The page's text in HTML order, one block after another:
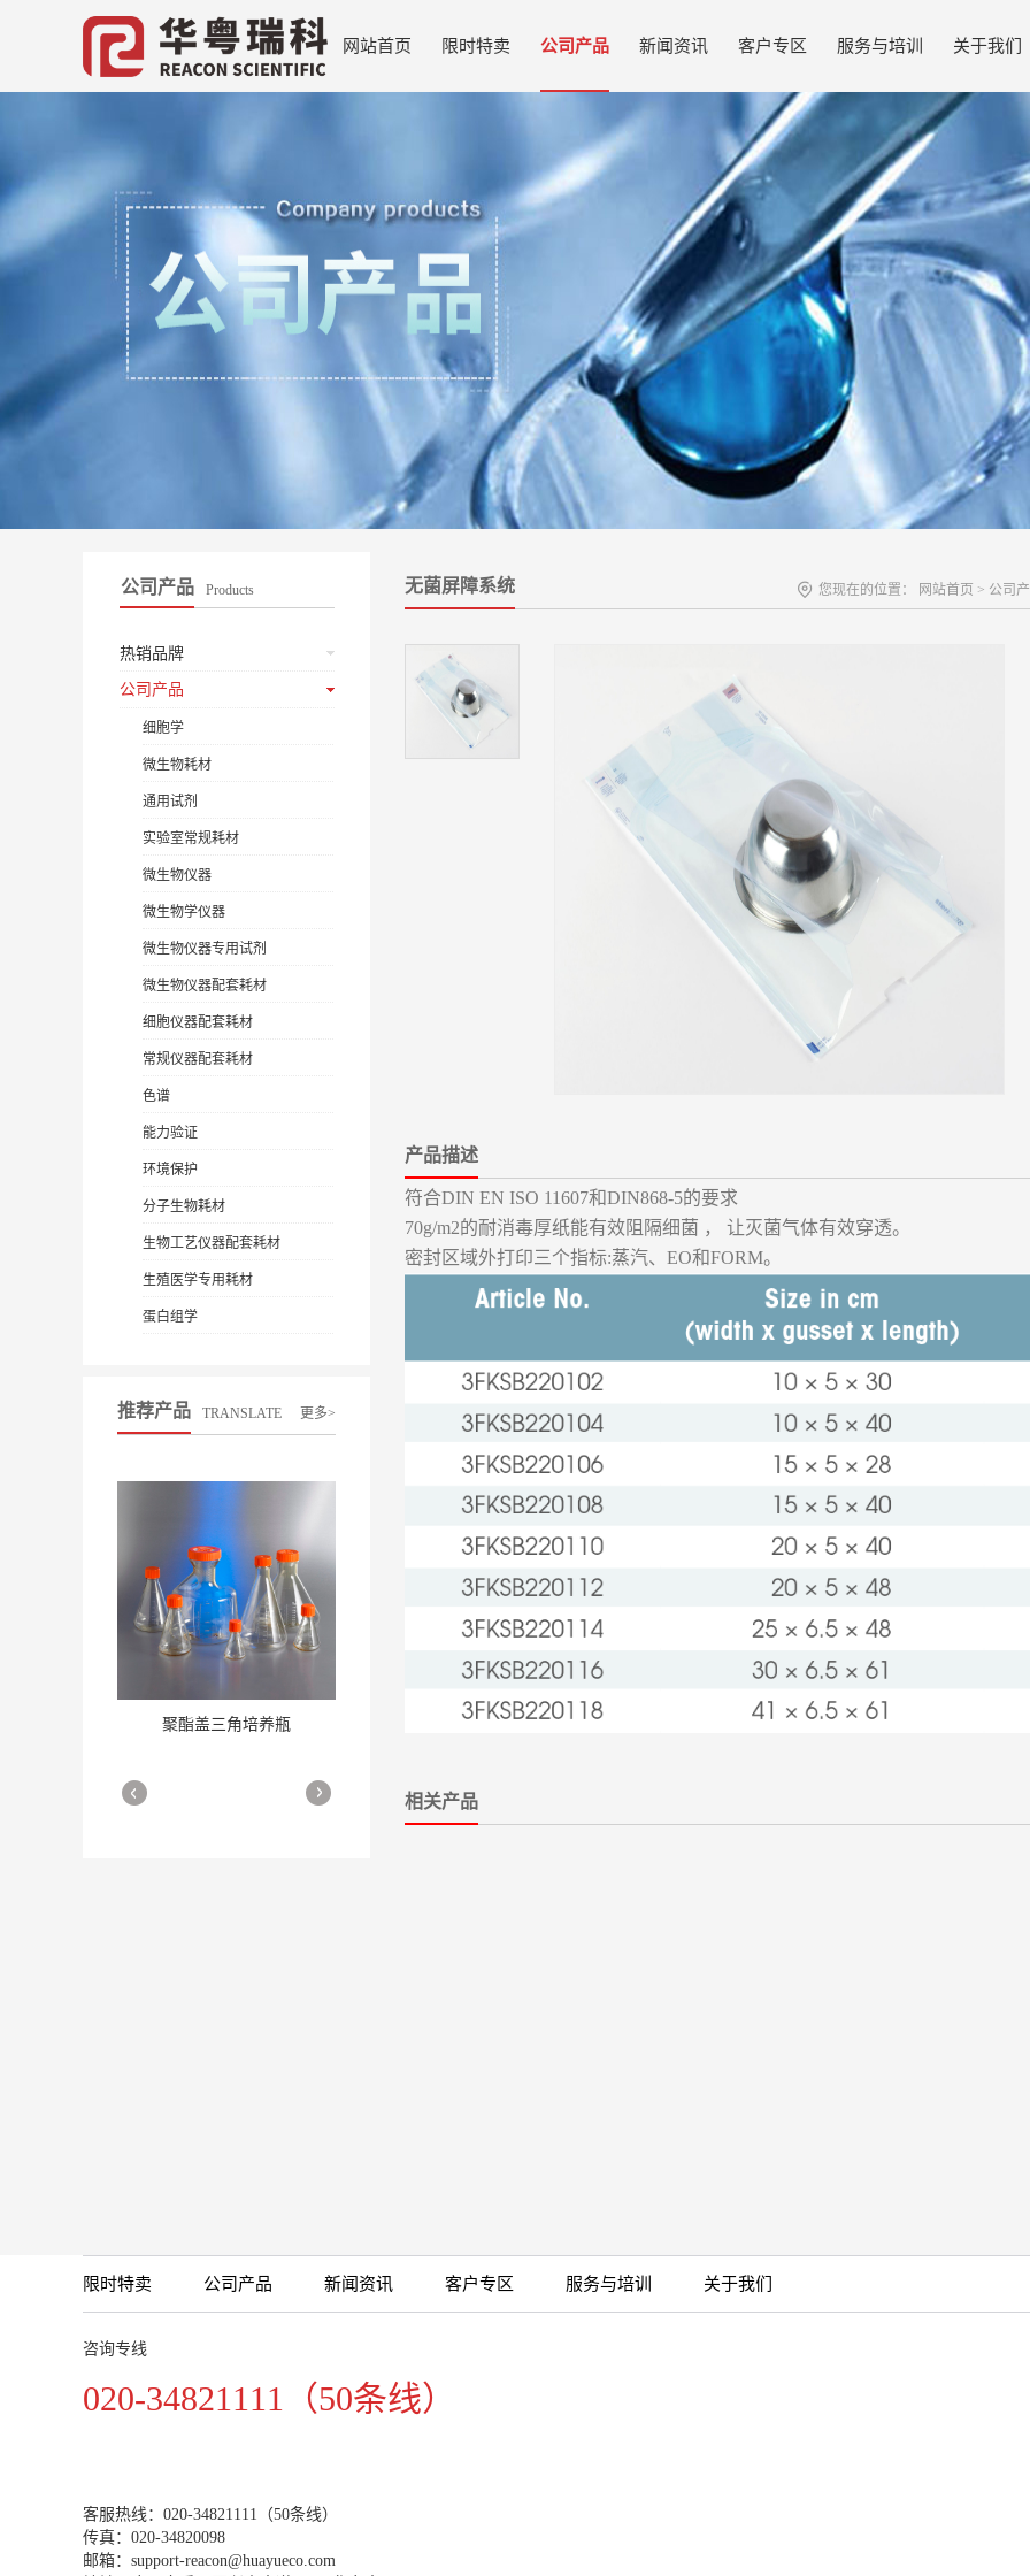
网站首页 限时特卖 公司产品 新闻资讯 客户专区 服务与培训 关于我们
公司产品 Products
热销品牌
公司产品
细胞学
微生物耗材
通用试剂
实验室常规耗材
微生物仪器
微生物学仪器
微生物仪器专用试剂
微生物仪器配套耗材
细胞仪器配套耗材
常规仪器配套耗材
色谱
能力验证
环境保护
分子生物耗材
生物工艺仪器配套耗材
生殖医学专用耗材
蛋白组学
推荐产品 TRANSLATE 更多>
聚酯盖三角培养瓶
三角培养瓶
无菌屏障系统 您现在的位置： 网站首页 > 公司
产品描述
符合DIN EN ISO 11607和DIN868-5的要求
70g/m2的耐消毒厚纸能有效阻隔细菌 ， 让灭菌气体有效穿透。
密封区域外打印三个指标:蒸汽、EO和FORM。
相关产品
限时特卖 公司产品 新闻资讯 客户专区 服务与培训 关于我们
咨询专线
020-34821111（50条线）
客服热线：020-34821111（50条线）
传真：020-34820098
邮箱：support-reacon@huayueco.com